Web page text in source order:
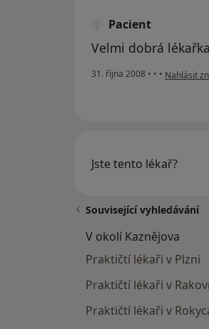
Pacient
Velmi dobrá
31. října 2008 • • • podle
Nahlásit
Jste tento lékař?
Související vyhledávání
V okolí Kaznějova
Praktičtí lékaři v Plzni
Praktičtí lékaři v
Praktičtí lékaři v